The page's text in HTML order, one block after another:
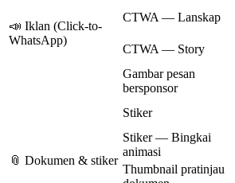
📣 Iklan (Click-to-
WhatsApp)
CTWA — Lanskap
CTWA — Story
Gambar pesan
bersponsor
📎 Dokumen & stiker
Stiker
Stiker — Bingkai
animasi
Thumbnail pratinjau